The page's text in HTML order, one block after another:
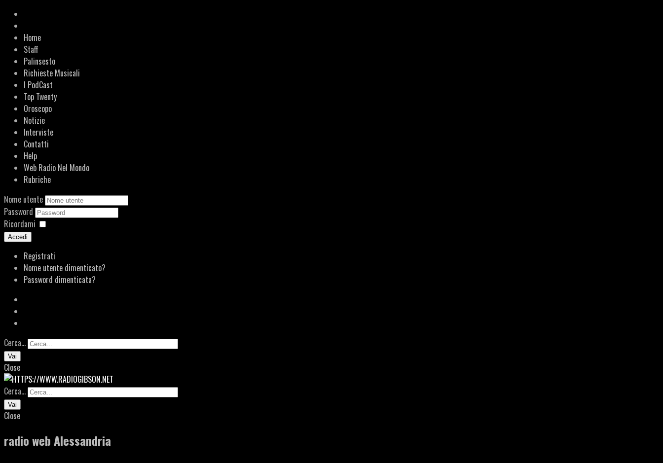
Home
Staff
Palinsesto
Richieste Musicali
I PodCast
Top Twenty
Oroscopo
Notizie
Interviste
Contatti
Help
Web Radio Nel Mondo
Rubriche
Nome utente
Password
Ricordami
Accedi
Registrati
Nome utente dimenticato?
Password dimenticata?
Cerca...
Vai
Close
Cerca...
Vai
Close
radio web Alessandria